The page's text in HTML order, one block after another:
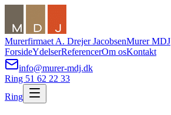
Murerfirmaet A. Drejer JacobsenMurer MDJ
ForsideYdelserReferencerOm osKontakt
info@murer-mdj.dk
Ring 51 62 22 33
Ring